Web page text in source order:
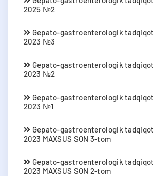
2025 №2
Gepato-gastroenterologik
2023 №3
Gepato-gastroenterologik
2023 №2
Gepato-gastroenterologik
2023 №1
Gepato-gastroenterologik
2023 MAXSUS SON 3-tom
Gepato-gastroenterologik
2023 MAXSUS SON 2-tom